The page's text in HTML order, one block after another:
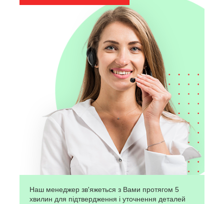
Наш менеджер зв'яжеться з Вами протягом 5
хвилин для підтвердження і уточнення деталей